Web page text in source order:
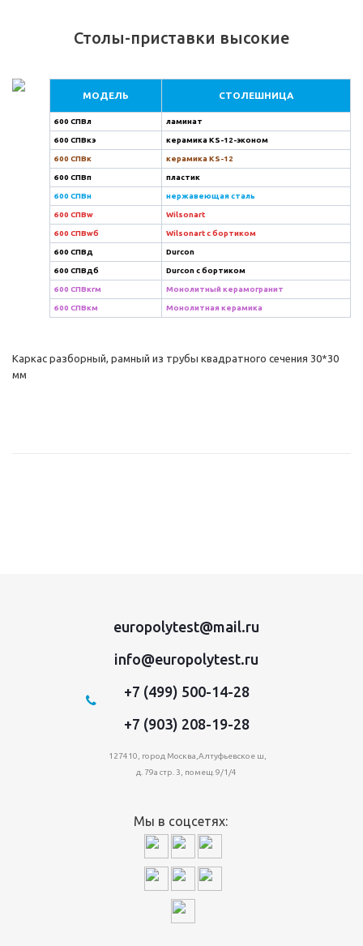
Столы-приставки высокие
МОДЕЛЬ СТОЛЕШНИЦА
600 СПВл ламинат
600 СПВкэ керамика KS-12-эконом
600 СПВк керамика KS-12
600 СПВп пластик
600 СПВн нержавеющая сталь
600 СПВw Wilsonart
600 СПВwб Wilsonart с бортиком
600 СПВд Durcon
600 СПВдб Durcon с бортиком
600 СПВкгм Монолитный керамогранит
600 СПВкм Монолитная керамика
Каркас разборный, рамный из трубы квадратного сечения 30*30
мм
europolytest@mail.ru
info@europolytest.ru
+7 (499) 500-14-28
+7 (903) 208-19-28
127410, город Москва,Алтуфьевское ш,
д. 79а стр. 3, помещ. 9/1/4
Мы в соцсетях: